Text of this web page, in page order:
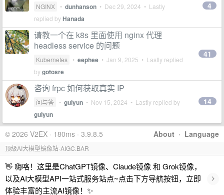
NGINX • dunhanson • Dec 29, 2024 • Lastly
replied byHanada
4
请教一个在 k8s 里面使用 nginx 代理
headless service 的问题
Kubernetes • eephee • Jan 9, 2025 • Lastly replied
bygotosre
41
咨询 frpc 如何获取真实 IP
问与答 • guiyun • Nov 15, 2024 • Lastly replied by
guiyun
14
About · Language
© 2026 V2EX · 180ms · 3.9.8.5
顶级AI大模型镜像站-AIGC.BAR
👋 嗨咯！这里是ChatGPT镜像、Claude镜像 和 Grok镜像，
以及AI大模型API一站式服务站点~点击下方导航按钮，立即
体验丰富的主流AI镜像！✨
›